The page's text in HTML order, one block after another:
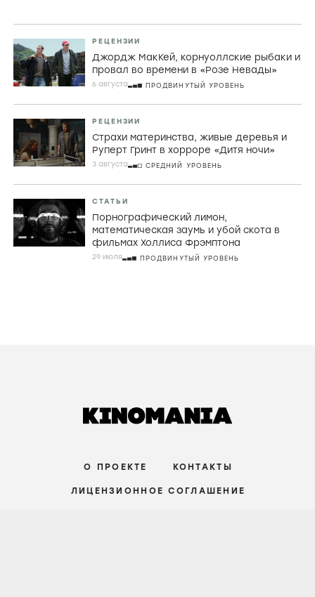
РЕЦЕНЗИИ
Джордж МакКей, корнуоллские рыбаки и
провал во времени в «Розе Невады»
6 августа ПРОДВИНУТЫЙ УРОВЕНЬ
РЕЦЕНЗИИ
Страхи материнства, живые деревья и
Руперт Гринт в хорроре «Дитя ночи»
3 августа СРЕДНИЙ УРОВЕНЬ
СТАТЬИ
Порнографический лимон,
математическая заумь и убой скота в
фильмах Холлиса Фрэмптона
29 июля ПРОДВИНУТЫЙ УРОВЕНЬ
О ПРОЕКТЕ КОНТАКТЫ
ЛИЦЕНЗИОННОЕ СОГЛАШЕНИЕ